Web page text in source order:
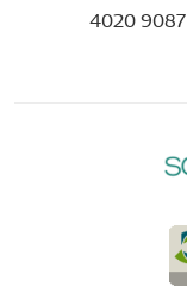
4020 9087